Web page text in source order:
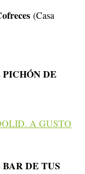
(Casa
DE
A GUSTO
DE TUS